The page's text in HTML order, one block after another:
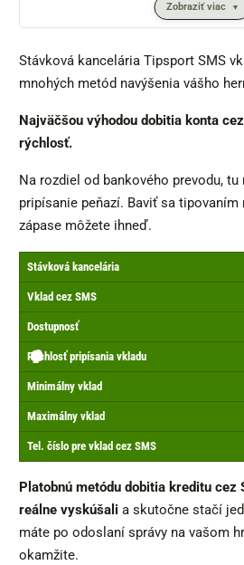
Zobraziť viac
Stávková kancelária Tipsport SMS
mnohých metód navýšenia vášho
Najväčšou výhodou dobitia konta
rýchlosť.
Na rozdiel od bankového prevodu,
pripísanie peňazí. Baviť sa
zápase môžete ihneď.
🏠
Stávková kancelária
💰
Vklad cez SMS
⏰
Dostupnosť
🕗
Rýchlosť pripísania vkladu
💰
Minimálny vklad
🤑
Maximálny vklad
📞
Tel. číslo pre vklad cez SMS
Platobnú metódu dobitia kreditu cez
reálne vyskúšali a skutočne stačí
máte po odoslaní správy na vašom
okamžite.